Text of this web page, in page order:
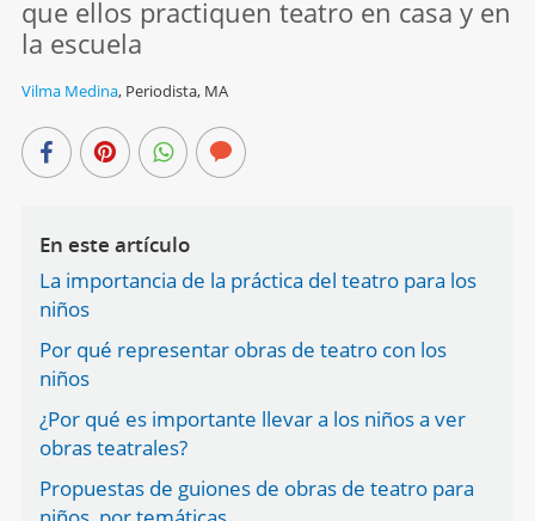
que ellos practiquen teatro en casa y en
la escuela
Vilma Medina, Periodista, MA
En este artículo
La importancia de la práctica del teatro para los
niños
Por qué representar obras de teatro con los
niños
¿Por qué es importante llevar a los niños a ver
obras teatrales?
Propuestas de guiones de obras de teatro para